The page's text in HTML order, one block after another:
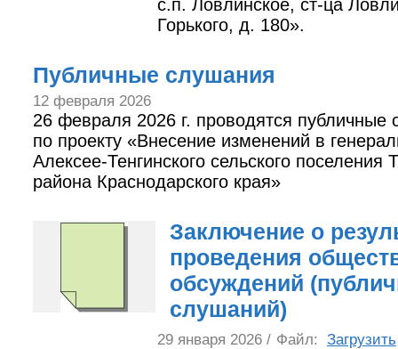
с.п. Ловлинское, ст-ца
Горького, д. 180».
Публичные слушания
12 февраля 2026
26 февраля 2026 г. проводятся публичные
по проекту «Внесение изменений в
Алексее-Тенгинского сельского поселения
района Краснодарского края»
Заключение о
проведения
обсуждений
слушаний)
29 января 2026 / Файл: Загрузить